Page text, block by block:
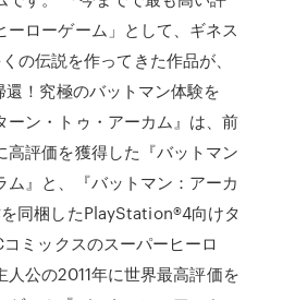
ーローゲーム」として、ギネス
の伝説を作ってきた作品が、
！究極のバットマン体験を
ーン・トゥ・アーカム』は、前
高評価を獲得した『バットマン
ム』と、『バットマン：アーカ
同梱したPlayStation®4向けタ
ミックスのスーパーヒーロ
人公の2011年に世界最高評価を